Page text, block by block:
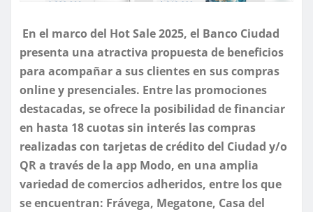
En el marco del Hot Sale 2025, el Banco Ciudad
presenta una atractiva propuesta de beneficios
para acompañar a sus clientes en sus compras
online y presenciales. Entre las promociones
destacadas, se ofrece la posibilidad de financiar
en hasta 18 cuotas sin interés las compras
realizadas con tarjetas de crédito del Ciudad y/o
QRa través de la app Modo, en una amplia
variedad de comercios adheridos, entre los que
se encuentran: Frávega, Megatone, Casa del